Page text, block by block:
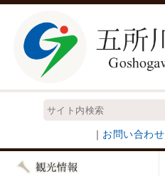
｜ お問い合わせ